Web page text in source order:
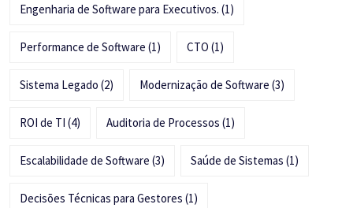
Engenharia de Software para Executivos. (1)
Performance de Software (1) CTO (1)
Sistema Legado (2) Modernização de Software (3)
ROI de TI (4) Auditoria de Processos (1)
Escalabilidade de Software (3) Saúde de Sistemas (1)
Decisões Técnicas para Gestores (1)